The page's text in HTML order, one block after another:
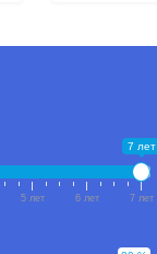
7 лет
5 лет 6 лет 7 лет